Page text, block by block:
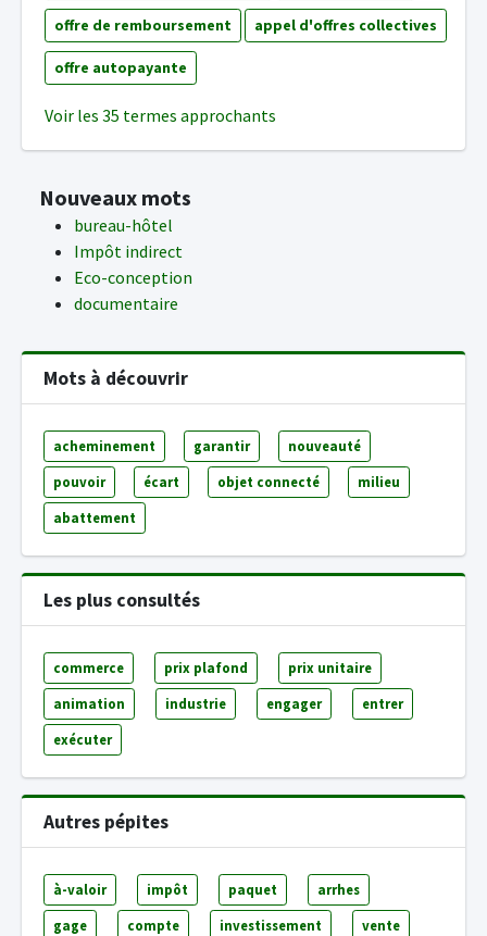
offre de remboursement appel d'offres collectives
offre autopayante
Voir les 35 termes approchants
Nouveaux mots
bureau-hôtel
Impôt indirect
Eco-conception
documentaire
Mots à découvrir
acheminement garantir nouveauté
pouvoir écart objet connecté milieu
abattement
Les plus consultés
commerce prix plafond prix unitaire
animation industrie engager entrer
exécuter
Autres pépites
à-valoir impôt paquet arrhes
gage compte investissement vente